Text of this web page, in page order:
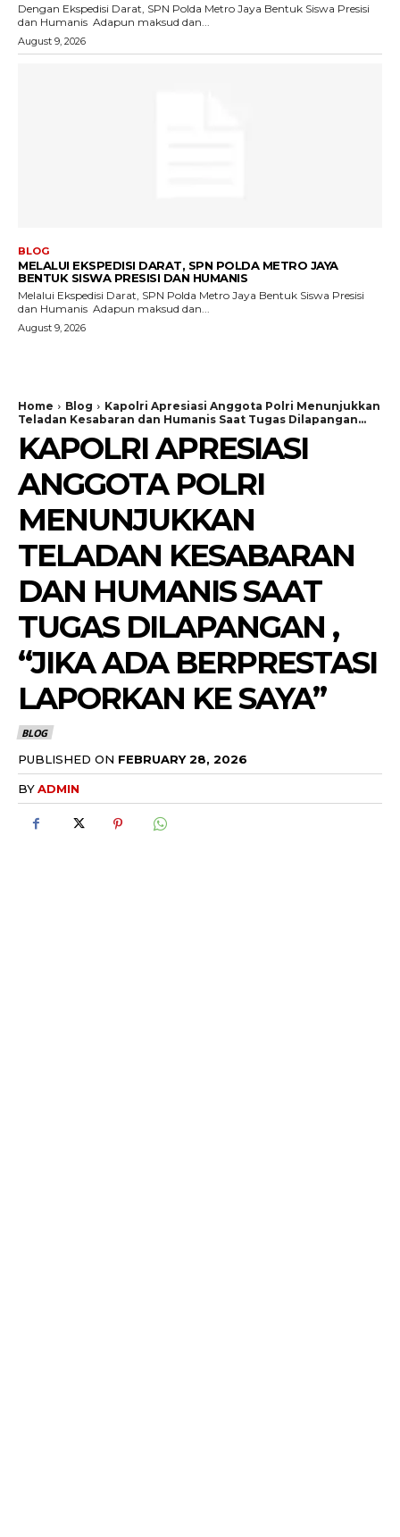
Dengan Ekspedisi Darat, SPN Polda Metro Jaya Bentuk Siswa Presisi
dan Humanis ‎ ‎Adapun maksud dan...
August 9, 2026
BLOG
MELALUI EKSPEDISI DARAT, SPN POLDA METRO JAYA
BENTUK SISWA PRESISI DAN HUMANIS
Melalui Ekspedisi Darat, SPN Polda Metro Jaya Bentuk Siswa Presisi
dan Humanis ‎ ‎Adapun maksud dan...
August 9, 2026